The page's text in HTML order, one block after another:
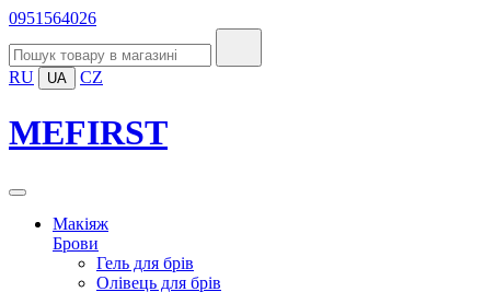
0951564026
RU UA CZ
MEFIRST
Макіяж
Брови
Гель для брів
Олівець для брів